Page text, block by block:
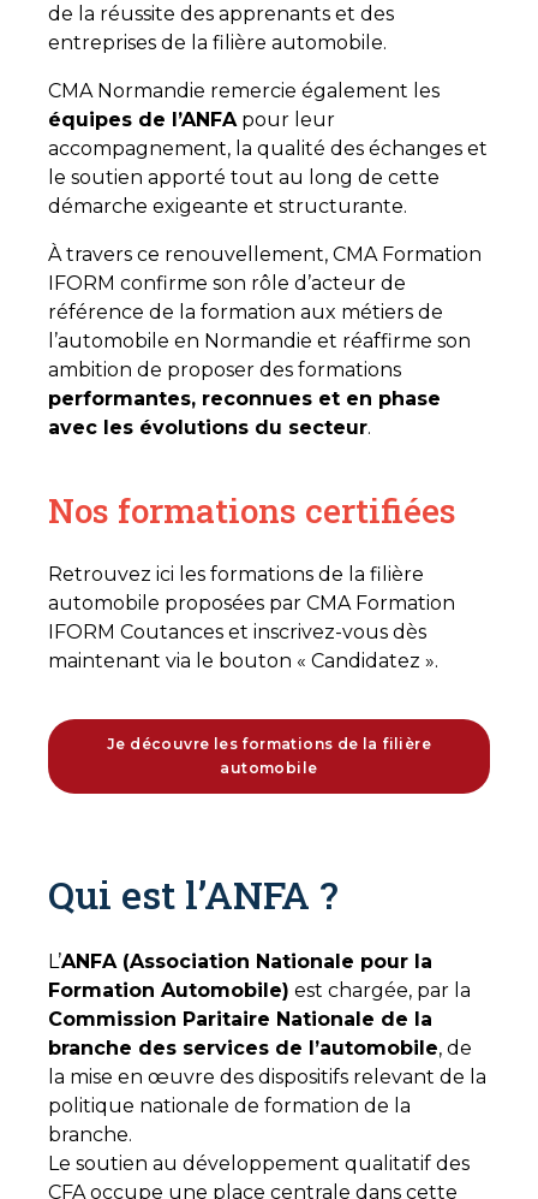
de la réussite des apprenants et des
entreprises de la filière automobile.
CMA Normandie remercie également les
équipes de l’ANFApour leur
accompagnement, la qualité des échanges et
le soutien apporté tout au long de cette
démarche exigeante et structurante.
À travers ce renouvellement, CMA Formation
IFORM confirme son rôle d’acteur de
référence de la formation aux métiers de
l’automobile en Normandie et réaffirme son
ambition de proposer des formations
performantes, reconnues et en phase
avec les évolutions du secteur.
Nos formations certifiées
Retrouvez ici les formations de la filière
automobile proposées par CMA Formation
IFORM Coutances et inscrivez-vous dès
maintenant via le bouton « Candidatez ».
Je découvre les formations de la filière
automobile
Qui est l’ANFA ?
L’ANFA (Association Nationale pour la
Formation Automobile) est chargée, par la
Commission Paritaire Nationale de la
branche des services de l’automobile, de
la mise en œuvre des dispositifs relevant de la
politique nationale de formation de la
branche.
Le soutien au développement qualitatif des
CFA occupe une place centrale dans cette